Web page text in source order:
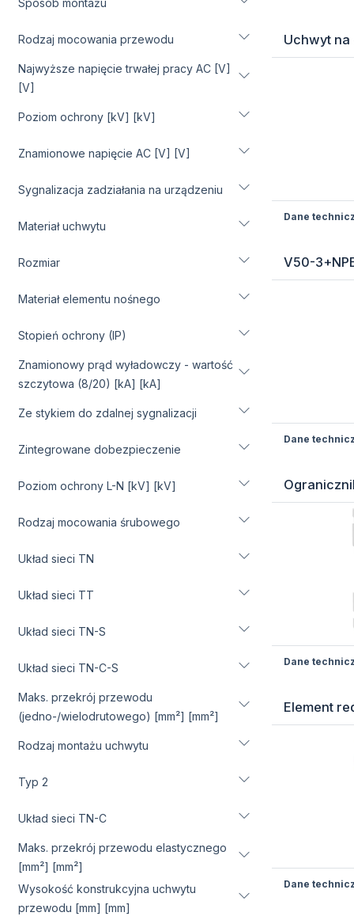
Sposób montażu
Rodzaj mocowania przewodu
Najwyższe napięcie trwałej pracy AC [V]
[V]
Poziom ochrony [kV] [kV]
Znamionowe napięcie AC [V] [V]
Sygnalizacja zadziałania na urządzeniu
Materiał uchwytu
Rozmiar
Materiał elementu nośnego
Stopień ochrony (IP)
Znamionowy prąd wyładowczy - wartość
szczytowa (8/20) [kA] [kA]
Ze stykiem do zdalnej sygnalizacji
Zintegrowane dobezpieczenie
Poziom ochrony L-N [kV] [kV]
Rodzaj mocowania śrubowego
Układ sieci TN
Układ sieci TT
Układ sieci TN-S
Układ sieci TN-C-S
Maks. przekrój przewodu
(jedno-/wielodrutowego) [mm²] [mm²]
Rodzaj montażu uchwytu
Typ 2
Układ sieci TN-C
Maks. przekrój przewodu elastycznego
[mm²] [mm²]
Wysokość konstrukcyjna uchwytu
przewodu [mm] [mm]
Uchwyt na
Dane
V50-
Dane
Dane
Element
Dane